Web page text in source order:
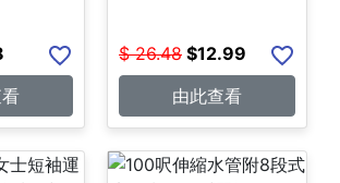
$ 26.48 $12.99
由此查看